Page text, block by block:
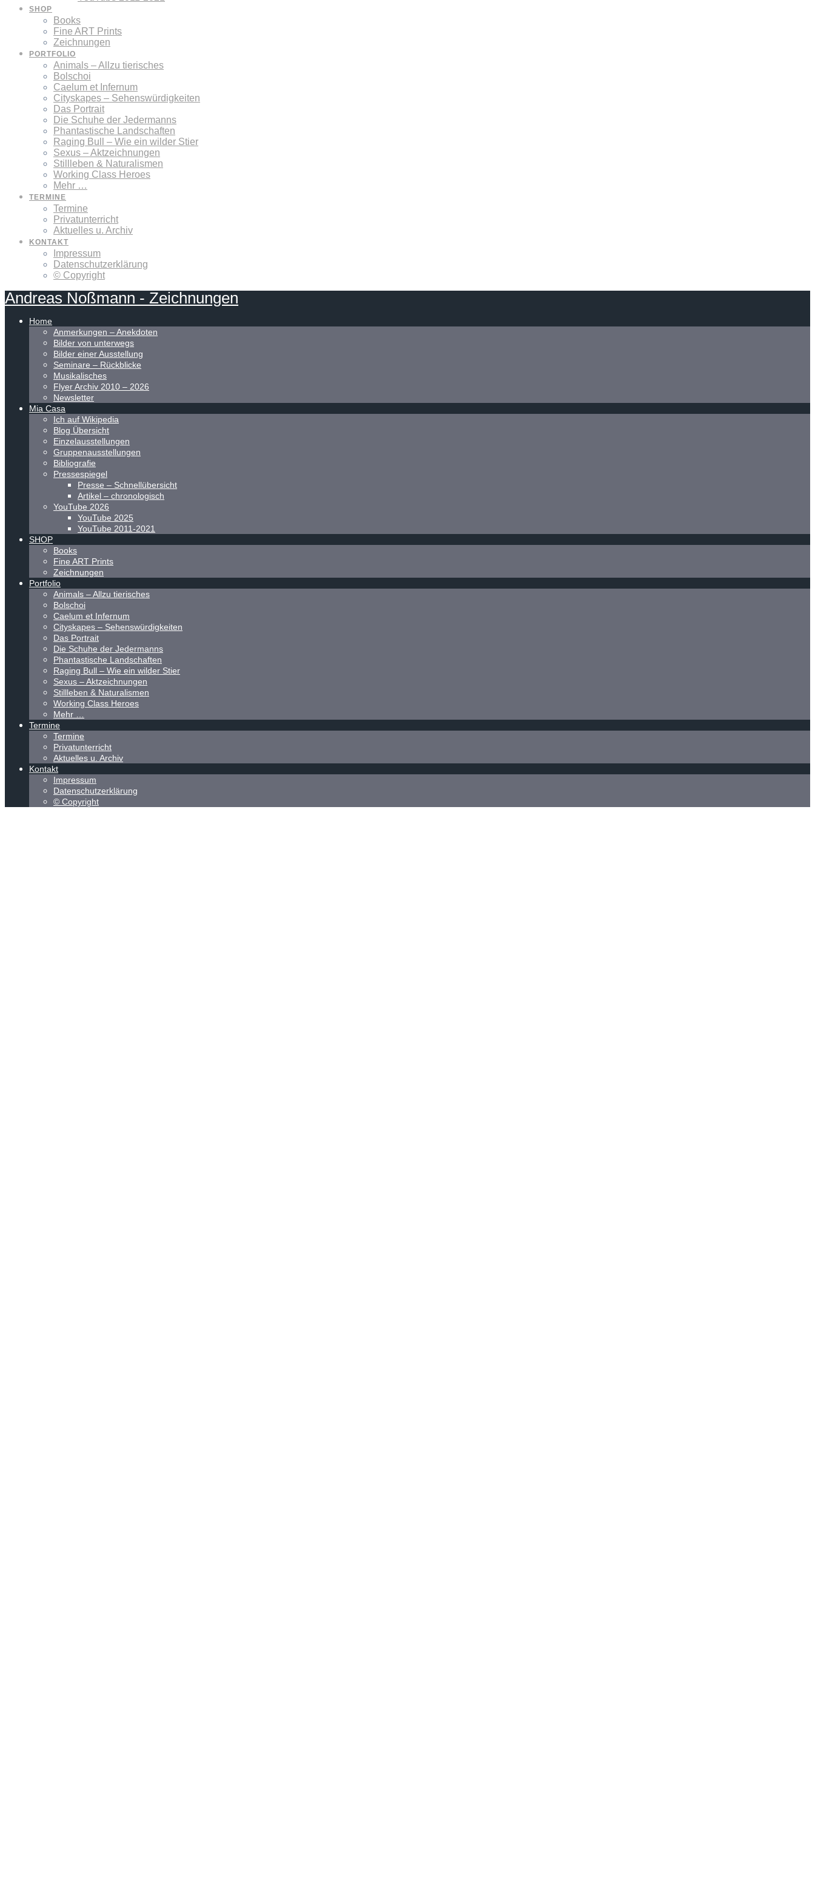
SHOP
Books
Fine ART Prints
Zeichnungen
PORTFOLIO
Animals – Allzu tierisches
Bolschoi
Caelum et Infernum
Cityskapes – Sehenswürdigkeiten
Das Portrait
Die Schuhe der Jedermanns
Phantastische Landschaften
Raging Bull – Wie ein wilder Stier
Sexus – Aktzeichnungen
Stillleben & Naturalismen
Working Class Heroes
Mehr …
TERMINE
Termine
Privatunterricht
Aktuelles u. Archiv
KONTAKT
Impressum
Datenschutzerklärung
© Copyright
Andreas Noßmann - Zeichnungen
Home
Anmerkungen – Anekdoten
Bilder von unterwegs
Bilder einer Ausstellung
Seminare – Rückblicke
Musikalisches
Flyer Archiv 2010 – 2026
Newsletter
Mia Casa
Ich auf Wikipedia
Blog Übersicht
Einzelausstellungen
Gruppenausstellungen
Bibliografie
Pressespiegel
Presse – Schnellübersicht
Artikel – chronologisch
YouTube 2026
YouTube 2025
YouTube 2011-2021
SHOP
Books
Fine ART Prints
Zeichnungen
Portfolio
Animals – Allzu tierisches
Bolschoi
Caelum et Infernum
Cityskapes – Sehenswürdigkeiten
Das Portrait
Die Schuhe der Jedermanns
Phantastische Landschaften
Raging Bull – Wie ein wilder Stier
Sexus – Aktzeichnungen
Stillleben & Naturalismen
Working Class Heroes
Mehr …
Termine
Termine
Privatunterricht
Aktuelles u. Archiv
Kontakt
Impressum
Datenschutzerklärung
© Copyright